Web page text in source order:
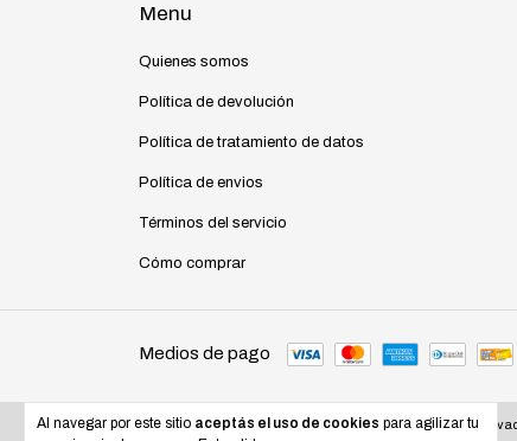
Al navegar por este sitio aceptás el uso de cookies para agilizar tu
Menu
Quienes somos
Política de devolución
Política de tratamiento de datos
Política de envios
Términos del servicio
Cómo comprar
Medios de pago
Copyright Quinta Motos - 2026. Todos los derechos